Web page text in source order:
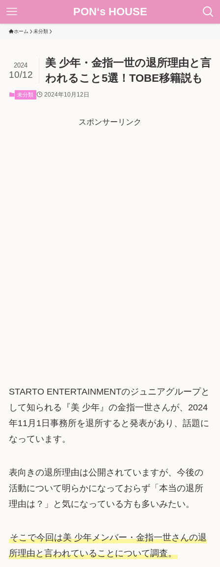
PON‘s HOUSE
ホーム 未分類
美 少年・金指一世の退所理由と言
われること5選！TOBE移籍説も
2024
10/12
未分類 2024年10月12日
スポンサーリンク
STARTO ENTERTAINMENTのジュニアグループと
して知られる『美 少年』の金指一世さんが、2024
年11月1日事務所を退所すると発表があり、話題に
なっています。
表向きの退所理由は公開されていますが、今後の
活動について明らかになっておらず「本当の退所
理由は？」と気になっている方も多いみたい。
そこで今回は美 少年メンバー・金指一世さんの退
所理由と言われていることについて調査。